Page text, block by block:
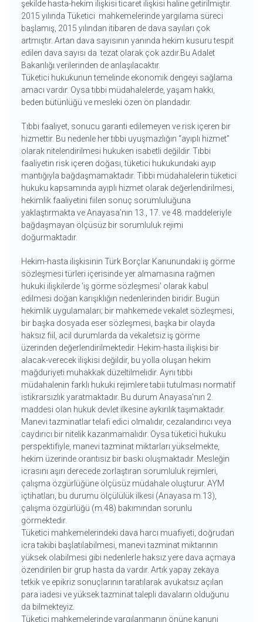
şekilde hasta-hekim ilişkisi ticaret ilişkisi haline getirilmiştir.
2015 yılında Tüketici mahkemelerinde yargılama süreci
başlamış, 2015 yılından itibaren de dava sayıları çok
artmıştır. Artan dava sayısının yanında hekim kusuru tespit
edilen dava sayısı da tezat olarak çok azdır.Bu Adalet
Bakanlığı verilerinden de anlaşılacaktır.
Tüketici hukukunun temelinde ekonomik dengeyi sağlama
amacı vardır. Oysa tıbbi müdahalelerde, yaşam hakkı,
beden bütünlüğü ve mesleki özen ön plandadır.
Tıbbi faaliyet, sonucu garanti edilemeyen ve risk içeren bir
hizmettir. Bu nedenle her tıbbi uyuşmazlığın “ayıplı hizmet”
olarak nitelendirilmesi hukuken isabetli değildir. Tıbbi
faaliyetin risk içeren doğası, tüketici hukukundaki ayıp
mantığıyla bağdaşmamaktadır. Tıbbi müdahalelerin tüketici
hukuku kapsamında ayıplı hizmet olarak değerlendirilmesi,
hekimlik faaliyetini fiilen sonuç sorumluluğuna
yaklaştırmakta ve Anayasa’nın 13., 17. ve 48. maddeleriyle
bağdaşmayan ölçüsüz bir sorumluluk rejimi
doğurmaktadır.
Hekim-hasta ilişkisinin Türk Borçlar Kanunundaki iş görme
sözleşmesi türleri içerisinde yer almamasına rağmen
hukuki ilişkilerde 'iş görme sözleşmesi' olarak kabul
edilmesi doğan karışıklığın nedenlerinden biridir. Bugün
hekimlik uygulamaları; bir mahkemede vekalet sözleşmesi,
bir başka dosyada eser sözleşmesi, başka bir olayda
haksız fiil, acil durumlarda da vekaletsiz iş görme
üzerinden değerlendirilmektedir. Hekim-hasta ilişkisi bir
alacak-verecek ilişkisi değildir, bu yolla oluşan hekim
mağduriyeti muhakkak düzeltilmelidir. Aynı tıbbi
müdahalenin farklı hukuki rejimlere tabii tutulması normatif
istikrarsızlık yaratmaktadır. Bu durum Anayasa'nın 2.
maddesi olan hukuk devlet ilkesine aykırılık taşımaktadır.
Manevi tazminatlar telafi edici olmalıdır, cezalandırıcı veya
caydırıcı bir nitelik kazanmamalıdır. Oysa tüketici hukuku
perspektifiyle, manevi tazminat miktarları yükselmekte,
hekim üzerinde orantısız bir baskı oluşmaktadır. Mesleğin
icrasını aşırı derecede zorlaştıran sorumluluk rejimleri,
çalışma özgürlüğüne ölçüsüz müdahale oluşturur. AYM
içtihatları, bu durumu ölçülülük ilkesi (Anayasa m.13),
çalışma özgürlüğü (m.48) bakımından sorunlu
görmektedir.
Tüketici mahkemelerindeki dava harcı muafiyeti, doğrudan
icra takibi başlatılabilmesi, manevi tazminat miktarının
yüksek olabilmesi gibi nedenlerle haksız yere dava açmaya
özendirilen bir grup hasta da vardır. Artık yapay zekaya
tetkik ve epikriz sonuçlarının taratılarak avukatsız açılan
para iadesi ve yüksek tazminat talepli davaların olduğunu
da bilmekteyiz.
Tüketici mahkemelerinde yargılanmanın önüne kanuni